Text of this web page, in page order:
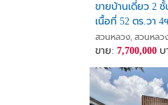
ขายบ้านเดี่ยว 2
เนื้อที่ 52 ตร.วา 4
เกล้า ถ.ลาดกระบั
รัชกาลที่เก้า
สวนหลวง, สวนหลว
ขาย: 7,700,000บ